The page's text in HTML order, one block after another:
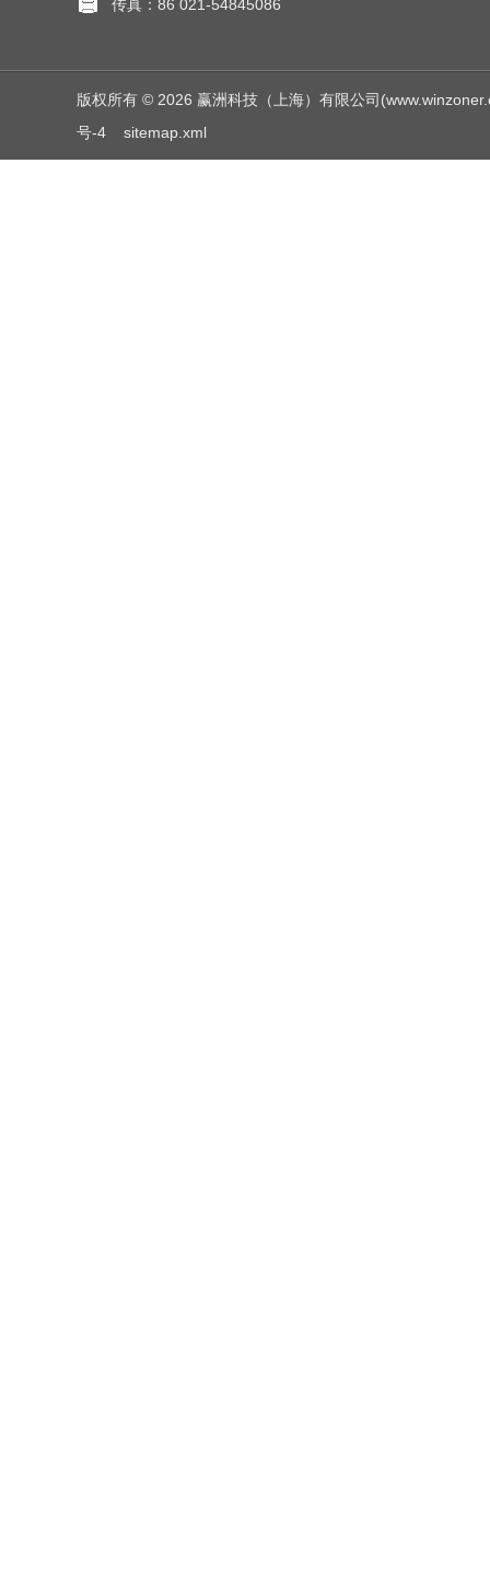
传真：86 021-54845086
版权所有 © 2026 赢洲科技（上海）有限公司
号-4
sitemap.xml